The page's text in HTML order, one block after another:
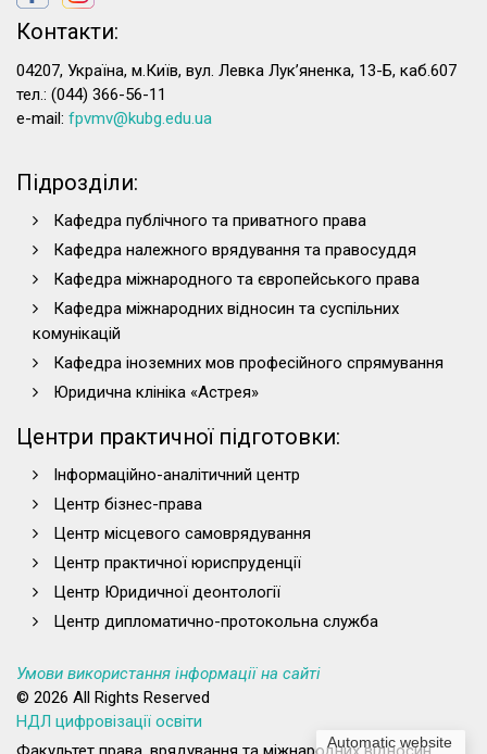
Automatic website
Контакти:
04207, Україна, м.Київ, вул. Левка Лук’яненка, 13-Б, каб.607
тел.: (044) 366-56-11
e-mail: fpvmv@kubg.edu.ua
Підрозділи:
Кафедра публічного та приватного права
Кафедра належного врядування та правосуддя
Кафедра міжнародного та європейського права
Кафедра міжнародних відносин та суспільних
комунікацій
Кафедра іноземних мов професійного спрямування
Юридична клініка «Астрея»
Центри практичної підготовки:
Інформаційно-аналітичний центр
Центр бізнес-права
Центр місцевого самоврядування
Центр практичної юриспруденції
Центр Юридичної деонтології
Центр дипломатично-протокольна служба
Умови використання інформації на сайті
© 2026 All Rights Reserved
НДЛ цифровізації освіти